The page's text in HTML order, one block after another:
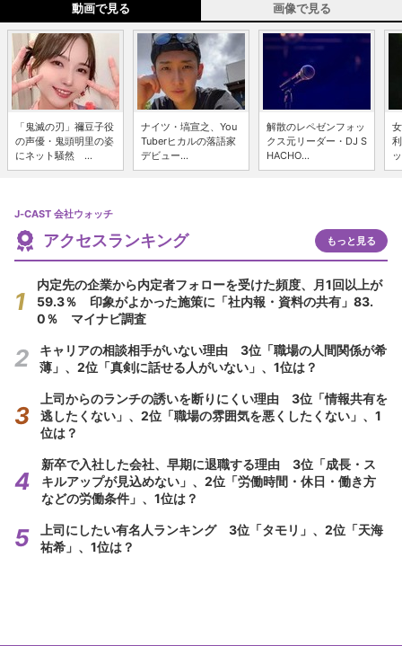
動画で見る 画像で見る
「鬼滅の刃」禰豆子役
の声優・鬼頭明里の姿
にネット騒然 ...
ナイツ・塙宣之、You
Tuberヒカルの落語家
デビュー...
解散のレペゼンフォッ
クス元リーダー・DJ S
HACHO...
J-CAST 会社ウォッチ
アクセスランキング もっと見る
内定先の企業から内定者フォローを受けた頻度、月1回以上が
59.3％ 印象がよかった施策に「社内報・資料の共有」83.
0％ マイナビ調査
キャリアの相談相手がいない理由 3位「職場の人間関係が希
薄」、2位「真剣に話せる人がいない」、1位は？
上司からのランチの誘いを断りにくい理由 3位「情報共有を
逃したくない」、2位「職場の雰囲気を悪くしたくない」、1
位は？
新卒で入社した会社、早期に退職する理由 3位「成長・ス
キルアップが見込めない」、2位「労働時間・休日・働き方
などの労働条件」、1位は？
上司にしたい有名人ランキング 3位「タモリ」、2位「天海
祐希」、1位は？